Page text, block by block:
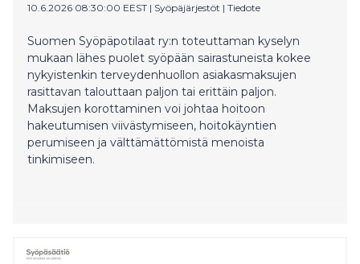
10.6.2026 08:30:00 EEST | Syöpäjärjestöt | Tiedote
Suomen Syöpäpotilaat ry:n toteuttaman kyselyn
mukaan lähes puolet syöpään sairastuneista kokee
nykyistenkin terveydenhuollon asiakasmaksujen
rasittavan talouttaan paljon tai erittäin paljon.
Maksujen korottaminen voi johtaa hoitoon
hakeutumisen viivästymiseen, hoitokäyntien
perumiseen ja välttämättömistä menoista
tinkimiseen.